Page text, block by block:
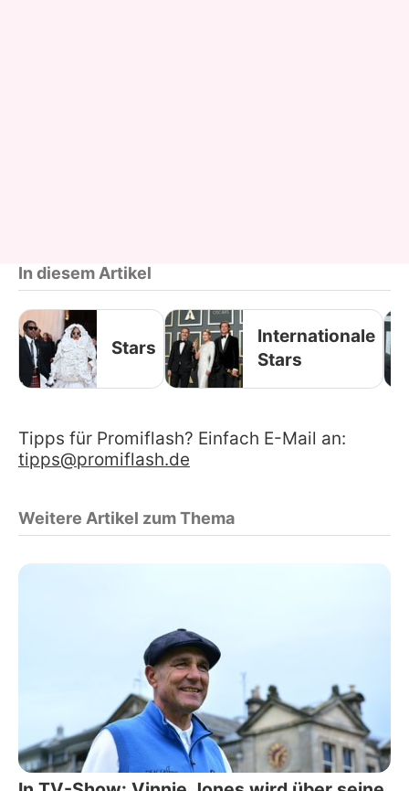
In diesem Artikel
Stars
Internationale
Stars
Tipps für Promiflash? Einfach E-Mail an:
tipps@promiflash.de
Weitere Artikel zum Thema